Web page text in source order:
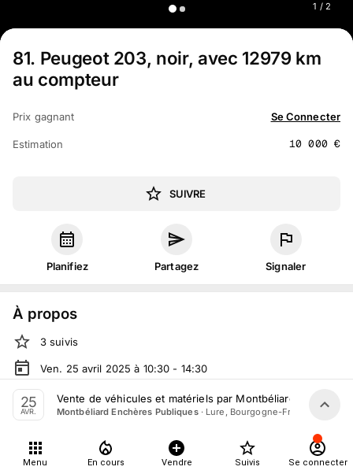
1 / 2
81. Peugeot 203, noir, avec 12979 km
au compteur
Prix gagnant Se Connecter
Estimation 10 000 €
SUIVRE
Planifiez Partagez Signaler
À propos
3 suivis
Ven. 25 avril 2025 à 10:30 - 14:30
Vente judiciaireorganisée par Montbéliard Enchères
Publiques
Tout le monde peut participer
25
AVR.
Vente de véhicules et matériels par Montbéliard Enchères
Montbéliard Enchères Publiques· Lure, Bourgogne-Franche-Comté
Menu En cours Vendre Suivis Se connecter